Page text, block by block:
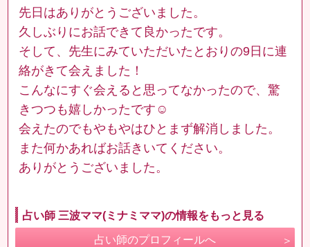
先日はありがとうございました。
久しぶりにお話できて良かったです。
そして、先生にみていただいたとおりの9日に連
絡がきて会えました！
こんなにすぐ会えると思ってなかったので、驚
きつつも嬉しかったです☺️
会えたのでもやもやはひとまず解消しました。
また何かあればお話きいてください。
ありがとうございました。
占い師 三波ママ(ミナミママ)の情報をもっと見る
占い師のプロフィールへ